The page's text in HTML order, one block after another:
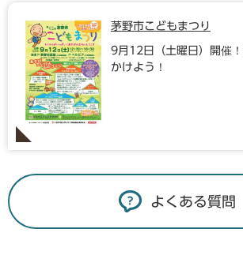
茅野市こどもまつり
9月12日（土曜日）開催
かけよう！
よくある質問